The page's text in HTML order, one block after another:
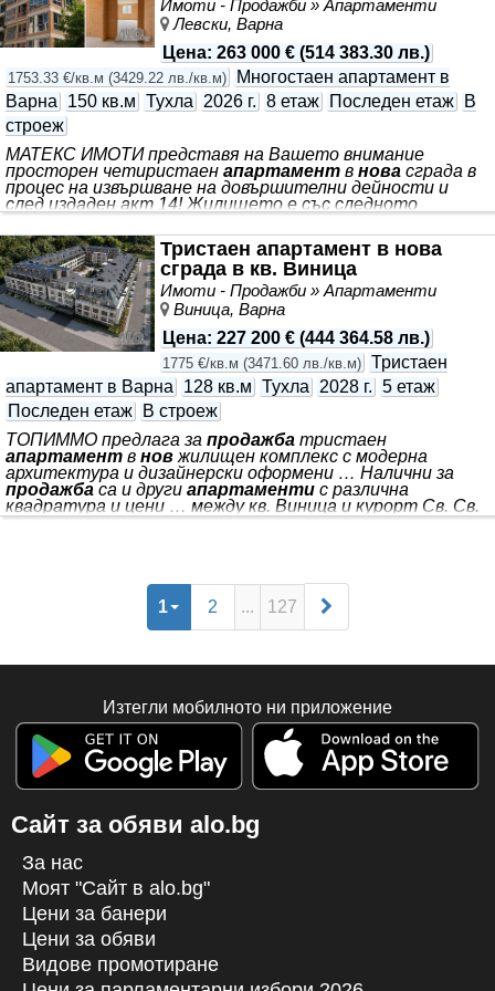
Гъвкава, индивидуалнагр. Варна
Имоти - Продажби » Апартаменти
Левски, Варна
Цена: 263 000 € (514 383.30 лв.)
1753.33 €/кв.м (3429.22 лв./кв.м)
Многостаен апартамент в
Варна
150 кв.м Тухла 2026 г. 8 етаж Последен етаж
В
строеж
МАТЕКС ИМОТИ представя на Вашето внимание
просторен четиристаен апартамент в нова сграда в
процес на извършване на довършителни дейности и
след издаден акт 14! Жилището е със следното
дневна с кухненски кът - 32 кв.м. с излаз на тераса, три
самостоятелни спални със следните размери една
спалня с 12,2 кв.м. с излаз на тераса, втора спалня с 11,6
кв.м. с излаз на тераса, трета спалня с 9,4 кв.м. с излаз
на тераса, баня с WC - 3,6 кв.м., втора баня с WC - 3,3
кв.м. и перално помещение. Стаите са с отлично южно
изложение и приятен изглед към града
Тристаен апартамент в нова
сграда в кв. Виница
Имоти - Продажби » Апартаменти
Виница, Варна
Цена: 227 200 € (444 364.58 лв.)
1775 €/кв.м (3471.60 лв./кв.м) Тристаен
апартамент в Варна
128 кв.м Тухла 2028 г. 5 етаж
Последен етаж
В строеж
ТОПИММО предлага за продажба тристаен
апартамент в нов жилищен комплекс с модерна
архитектура и дизайнерски оформени … Налични за
продажба са и други апартаменти с различна
квадратура и цени … между кв. Виница и курорт Св. Св.
Константин и Елена в градВарна…Апартаментът
части, разположен *** . Комплексът е с много добра
локация в непосрествена близост до магазини и спирка
1 2 ... 127
Изтегли мобилното ни приложение
Сайт за обяви alo.bg
За нас
Моят "Сайт в alo.bg"
Цени за банери
Цени за обяви
Видове промотиране